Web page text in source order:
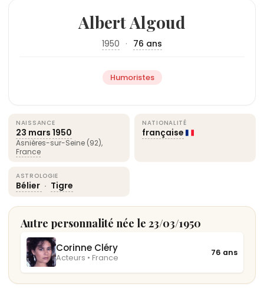
Albert Algoud
1950 · 76 ans
Humoristes
NAISSANCE
23 mars 1950
Asnières-sur-Seine (92),
France
NATIONALITÉ
française
ASTROLOGIE
Bélier · Tigre
Autre personnalité née le 23/03/1950
Corinne Cléry
Acteurs • France
76 ans